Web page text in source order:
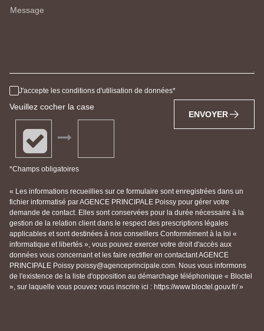
Message
J'accepte les conditions d'utilisation de données
Veuillez cocher la case
*Champs obligatoires
ENVOYER
« Les informations recueillies sur ce formulaire sont enregistrées dans un
fichier informatisé par AGENCE PRINCIPALE Poissy pour gérer votre
demande de contact. Elles sont conservées pour la durée nécessaire à la
gestion de la relation client dans le respect des prescriptions légales
applicables et sont destinées à nos conseillers Conformément à la loi «
informatique et libertés », vous pouvez exercer votre droit d'accès aux
données vous concernant et les faire rectifier en contactant AGENCE
PRINCIPALE Poissy poissy@agenceprincipale.com. Nous vous informons
de l'existence de la liste d'opposition au démarchage téléphonique « Bloctel
», sur laquelle vous pouvez vous inscrire ici : https://www.bloctel.gouv.fr/ »